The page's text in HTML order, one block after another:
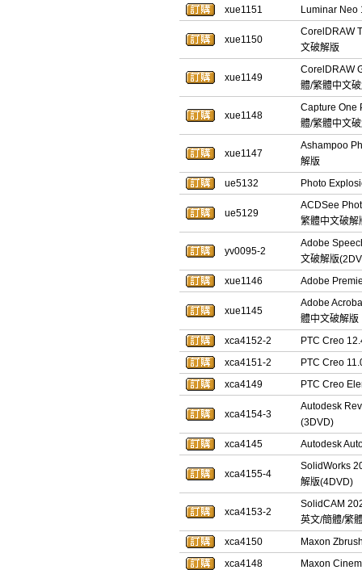
xue1151
Luminar Neo
xue1150
CorelDRAW
文破解版
xue1149
CorelDRAW
體/繁體中文
xue1148
Capture One
體/繁體中文
xue1147
Ashampoo
解版
ue5132
Photo
ue5129
ACDSee
繁體中文破解
yv0095-2
Adobe
文破解版
xue1146
Adobe
xue1145
Adobe
體中文破解版
xca4152-2
PTC Creo
xca4151-2
PTC Creo
xca4149
PTC Creo
xca4154-3
Autodesk
(3DVD)
xca4145
Autodesk
xca4155-4
SolidWorks
解版(4DVD)
xca4153-2
SolidCAM
英文/簡體/繁
xca4150
Maxon
xca4148
Maxon